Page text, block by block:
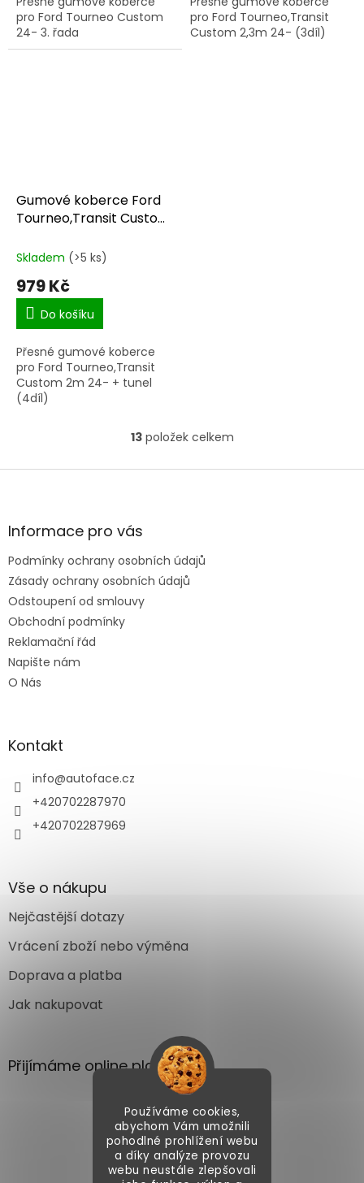
Používáme cookies,
abychom Vám umožnili
pohodlné prohlížení webu
a díky analýze provozu
webu neustále zlepšovali
pro Ford Tourneo Custom
24- 3. řada
pro Ford Tourneo,Transit
Custom 2,3m 24- (3díl)
Gumové koberce Ford
Tourneo,Transit Custom
Skladem (>5 ks)
979 Kč
Do košíku
Přesné gumové koberce
pro Ford Tourneo,Transit
Custom 2m 24- + tunel
(4díl)
O
l
p
r
13položek celkem
Z
aInformace pro vás
Podmínky ochrany osobních údajů
Zásady ochrany osobních údajů
Odstoupení od smlouvy
Obchodní podmínky
Reklamační řád
Napište nám
O Nás
Kontakt
info@autoface.cz
+420702287970
+420702287969
Vše o nákupu
Nejčastější dotazy
Vrácení zboží nebo výměna
Doprava a platba
Jak nakupovat
Přijímáme online platby
Vytvořil Shoptet